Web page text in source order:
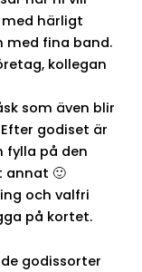
härligt
med fina band.
kollegan
som även blir
godiset är
fylla på den
annat 🙂
och valfri
på kortet.
godissorter